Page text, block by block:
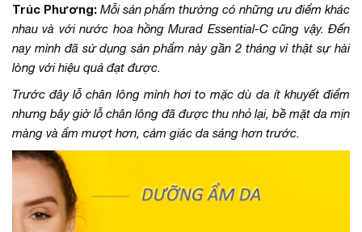
Trúc Phương: Mỗi sản phẩm thường có những ưu điểm khác
nhau và với nước hoa hồng Murad Essential-C cũng vậy. Đến
nay mình đã sử dụng sản phẩm này gần 2 tháng vì thật sự hài
lòng với hiệu quả đạt được.
Trước đây lỗ chân lông mình hơi to mặc dù da ít khuyết điểm
nhưng bây giờ lỗ chân lông đã được thu nhỏ lại, bề mặt da mịn
màng và ẩm mượt hơn, cảm giác da sáng hơn trước.